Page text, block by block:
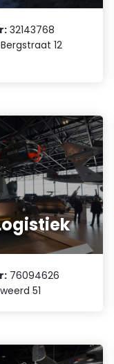
32143768
12
76094626
51